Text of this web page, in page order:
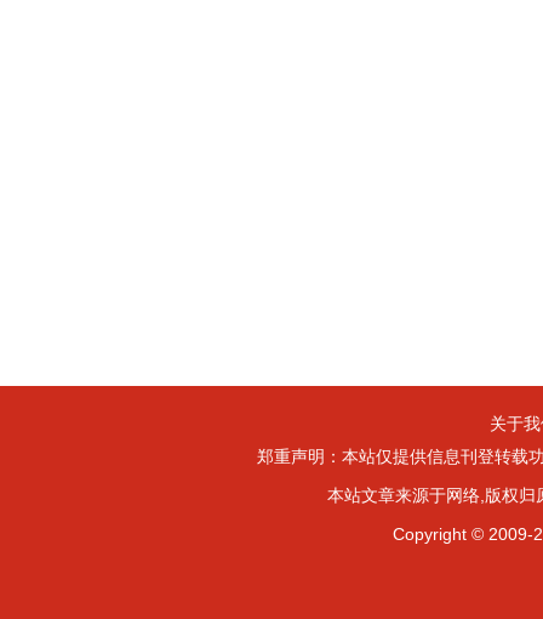
关于
郑重声明：本站仅提供信息刊登转载
本站文章来源于网络,版权
Copyright © 2009-